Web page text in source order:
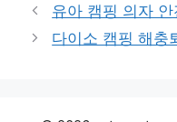
유아 캠핑 의자
다이소 캠핑 해충